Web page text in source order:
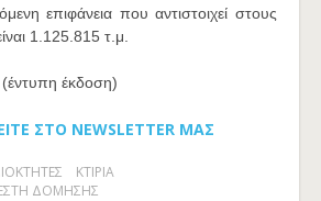
επιφάνεια που αντιστοιχεί στους
1.125.815 τ.μ.
έκδοση)
ΣΤΟ NEWSLETTER ΜΑΣ
ΚΤΙΡΙΑ
ΔΟΜΗΣΗΣ